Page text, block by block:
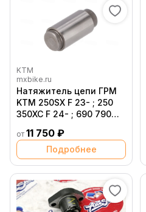
KTM
mxbike.ru
Натяжитель цепи ГРМ
KTM 250SX F 23- ; 250
350XC F 24- ; 690 790
23- ; FE250 350 24- ; 701
19- / GasGas MC250F,
EC250F 350F 24-
от 11 750 ₽
Подробнее